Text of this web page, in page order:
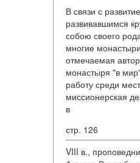
В связи с
развивавшимся
собою своего
многие
отмечаемая
монастыря "в
работу среди
миссионерская
в
стр. 126
VIII в.,